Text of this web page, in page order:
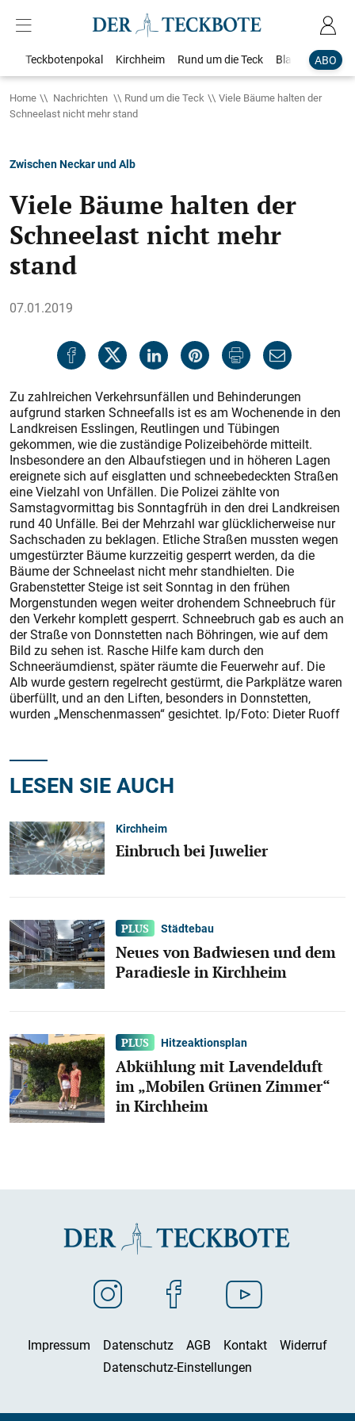
ABO
Teckbotenpokal Kirchheim Rund um die Teck Blaulicht
Home Nachrichten Rund um die Teck
Viele Bäume halten der
Schneelast nicht mehr stand
Zwischen Neckar und Alb
Viele Bäume halten der
Schneelast nicht mehr
stand
07.01.2019
Zu zahlreichen Verkehrsunfällen und Behinderungen
aufgrund starken Schneefalls ist es am Wochenende in den
Landkreisen Esslingen, Reutlingen und Tübingen
gekommen, wie die zuständige Polizeibehörde mitteilt.
Insbesondere an den Albauf­stiegen und in höheren Lagen
ereignete sich auf eisglatten und schneebedeckten Straßen
eine Vielzahl von Unfällen. Die Polizei zählte von
Samstagvormittag bis Sonntagfrüh in den drei Landkreisen
rund 40 Unfälle. Bei der Mehrzahl war glücklicherweise nur
Sachschaden zu beklagen. Etliche Straßen mussten wegen
umgestürzter Bäume kurzzeitig gesperrt werden, da die
Bäume der Schneelast nicht mehr standhielten. Die
Grabenstetter Steige ist seit Sonntag in den frühen
Morgenstunden wegen weiter drohendem Schneebruch für
den Verkehr komplett gesperrt. Schneebruch gab es auch an
der Straße von Donnstetten nach Böhringen, wie auf dem
Bild zu sehen ist. Rasche Hilfe kam durch den
Schneeräumdienst, später räumte die Feuerwehr auf. Die
Alb wurde gestern regelrecht gestürmt, die Parkplätze waren
überfüllt, und an den Liften, besonders in Donnstetten,
wurden „Menschenmassen“ gesichtet. lp/Foto: Dieter Ruoff
LESEN SIE AUCH
Kirchheim
Einbruch bei Juwelier
Städtebau
Neues von Badwiesen und dem
Paradiesle in Kirchheim
Hitzeaktionsplan
Abkühlung mit Lavendelduft
im „Mobilen Grünen Zimmer“
in Kirchheim
Impressum Datenschutz AGB Kontakt
Widerruf
Datenschutz-Einstellungen